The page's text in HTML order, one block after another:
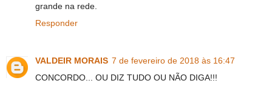
grande na rede.
Responder
VALDEIR MORAIS 7 de fevereiro de 2018 às 16:47
CONCORDO... OU DIZ TUDO OU NÃO DIGA!!!